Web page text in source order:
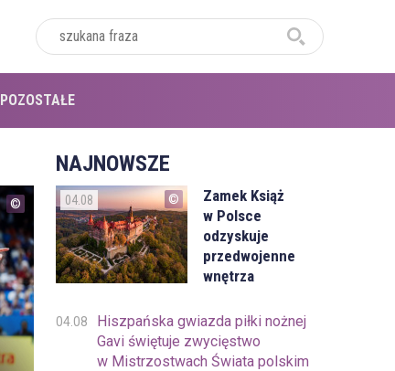
POZOSTAŁE
NAJNOWSZE
04.08
Zamek Książ
w Polsce
odzyskuje
przedwojenne
wnętrza
04.08
Hiszpańska gwiazda piłki nożnej
Gavi świętuje zwycięstwo
w Mistrzostwach Świata polskim